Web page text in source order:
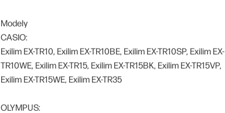
Modely
CASIO:
Exilim EX-TR10, Exilim EX-TR10BE, Exilim EX-TR10SP, Exilim EX-
TR10WE, Exilim EX-TR15, Exilim EX-TR15BK, Exilim EX-TR15VP,
Exilim EX-TR15WE, Exilim EX-TR35
OLYMPUS: